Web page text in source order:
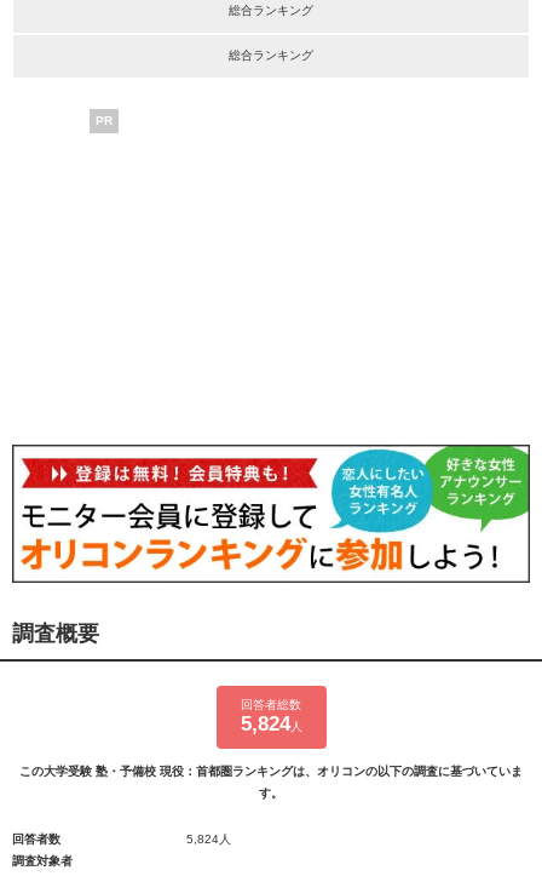
総合ランキング
総合ランキング
PR
調査概要
回答者総数
5,824人
この大学受験 塾・予備校 現役：首都圏ランキングは、オリコンの以下の調査に基づいていま
す。
回答者数
5,824人
調査対象者